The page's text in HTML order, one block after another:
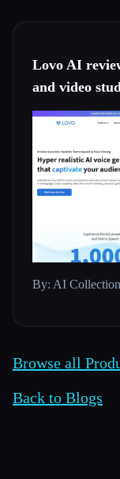
Lovo AI
and video
By: AI Collection
Browse all
Back to Blogs